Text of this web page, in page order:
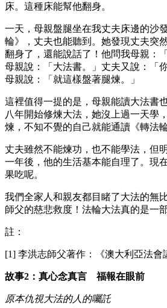
床。這種床能幫他翻身。
一天，母親盤腿坐在我丈夫床邊的沙
輪》，丈夫也能聽到。她發現丈夫突
翻身了，還能說話了！他問我母親：
母親說：「大法書。」丈夫又說：「
母親說：「就這樣盤著腿煉。」
這裡值得一提的是，母親能讀大法書
八年開始修煉大法，她沒上過一天學
煉，不知不覺的自己就能通讀《轉法
丈夫雖然不能煉功，也不能學法，但
一年後，他的生活基本能自理了。現
果吃呢。
我們全家人和親友都目睹了大法的無
師父的慈悲救度！法輪大法真的是一
註：
[1] 李洪志師父著作：《澳大利亞法會
故事2：真心念真言 福報在眼前
原本仇視大法的人的囑託